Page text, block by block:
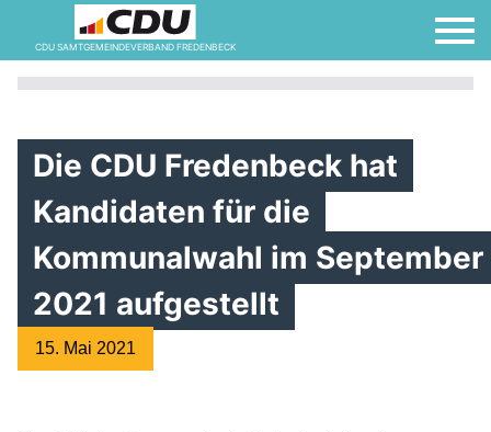
CDU SAMTGEMEINDEVERBAND FREDENBECK
Die CDU Fredenbeck hat
Kandidaten für die
Kommunalwahl im September
2021 aufgestellt
15. Mai 2021